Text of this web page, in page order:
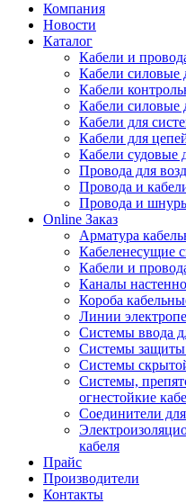
Компания
Новости
Каталог
Кабели и
Кабели силовые
Кабели
Кабели силовые
Кабели для
Кабели для
Кабели судовые
Провода для
Провода и
Провода и
Online Заказ
Арматура
Кабеленесущие
Кабели и
Каналы
Короба
Линии
Системы ввода
Системы
Системы
Системы,
огнестойкие
Соединители
кабеля
Прайс
Производители
Контакты